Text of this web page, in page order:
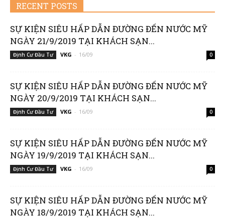
RECENT POSTS
SỰ KIỆN SIÊU HẤP DẪN ĐƯỜNG ĐẾN NƯỚC MỸ
NGÀY 21/9/2019 TẠI KHÁCH SẠN...
Định Cư Đầu Tư VKG - 16/09 0
SỰ KIỆN SIÊU HẤP DẪN ĐƯỜNG ĐẾN NƯỚC MỸ
NGÀY 20/9/2019 TẠI KHÁCH SẠN...
Định Cư Đầu Tư VKG - 16/09 0
SỰ KIỆN SIÊU HẤP DẪN ĐƯỜNG ĐẾN NƯỚC MỸ
NGÀY 19/9/2019 TẠI KHÁCH SẠN...
Định Cư Đầu Tư VKG - 16/09 0
SỰ KIỆN SIÊU HẤP DẪN ĐƯỜNG ĐẾN NƯỚC MỸ
NGÀY 18/9/2019 TẠI KHÁCH SẠN...